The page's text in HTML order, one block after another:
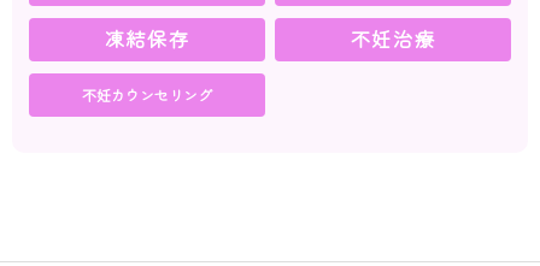
凍結保存
不妊治療
不妊カウンセリング